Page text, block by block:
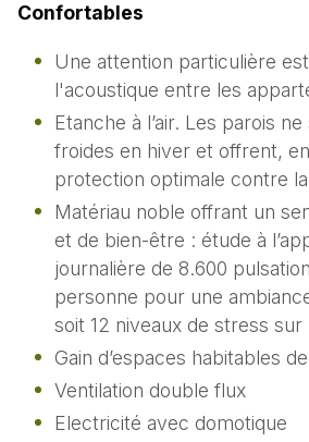
Confortables
Une attention particulière
l'acoustique entre les
Etanche à l’air. Les parois
froides en hiver et offrent,
protection optimale contre
Matériau noble offrant un
et de bien-être : étude à
journalière de 8.600
personne pour une
soit 12 niveaux de stress
Gain d’espaces habitables
Ventilation double flux
Electricité avec domotique